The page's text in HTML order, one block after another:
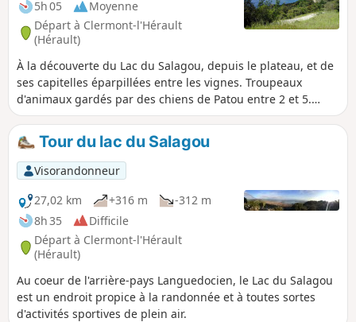
5h 05
Moyenne
Départ à Clermont-l'Hérault
(Hérault)
À la découverte du Lac du Salagou, depuis le plateau, et de
ses capitelles éparpillées entre les vignes. Troupeaux
d'animaux gardés par des chiens de Patou entre 2 et 5.
Randonnée à éviter avec son chien ! voir les informations
pratiques.
Tour du lac du Salagou
Visorandonneur
27,02 km
+316 m
-312 m
8h 35
Difficile
Départ à Clermont-l'Hérault
(Hérault)
Au coeur de l'arrière-pays Languedocien, le Lac du Salagou
est un endroit propice à la randonnée et à toutes sortes
d'activités sportives de plein air.